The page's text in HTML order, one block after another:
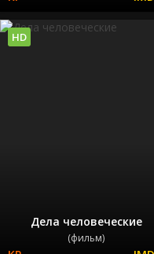
Дела человеческие
(фильм)
HD